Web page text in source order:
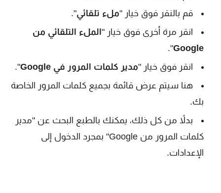
قم بالنقر فوق خيار "ملء تلقائي".
انقر مرة أخرى فوق خيار "الملء التلقائي من
Google
".
انقر فوق خيار "مدير كلمات المرور في Google
".
هنا سيتم عرض قائمة بجميع كلمات المرور الخاصة
بك.
بدلاً من كل ذلك، يمكنك بالطبع البحث عن "مدير
كلمات المرور من Google" بمجرد الدخول إلى
الإعدادات.